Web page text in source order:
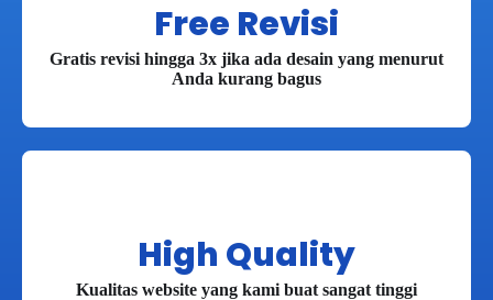
Free Revisi
Gratis revisi hingga 3x jika ada desain yang menurut
Anda kurang bagus
High Quality
Kualitas website yang kami buat sangat tinggi